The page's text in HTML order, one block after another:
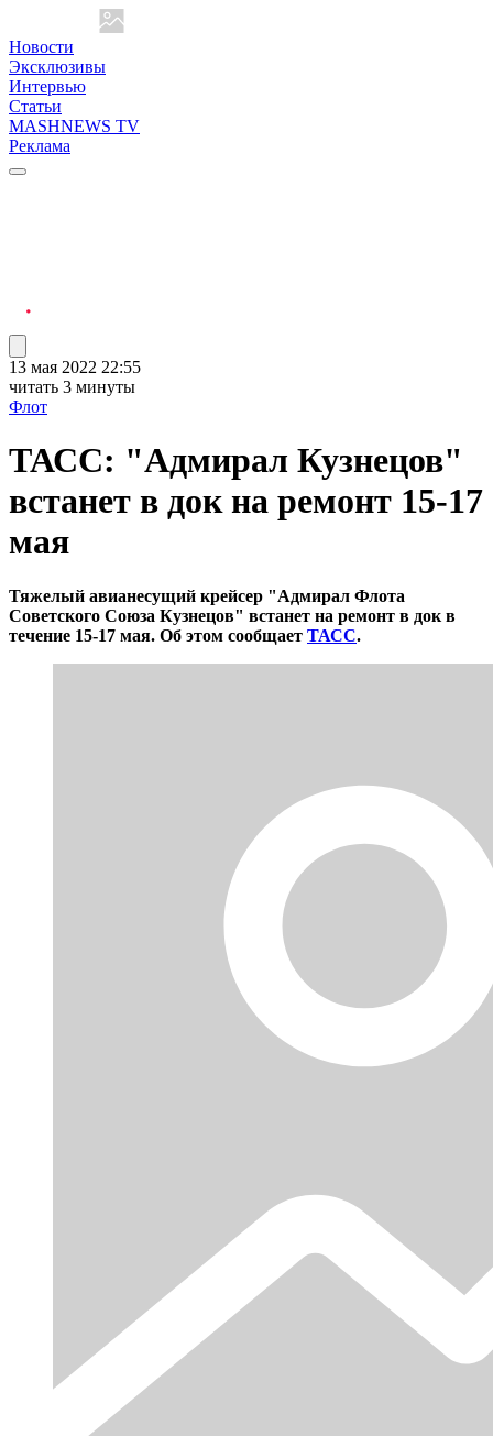
Новости
Эксклюзивы
Интервью
Статьи
MASHNEWS TV
Реклама
13 мая 2022 22:55
читать 3 минуты
Флот
ТАСС: "Адмирал Кузнецов"
встанет в док на ремонт 15-17
мая
Тяжелый авианесущий крейсер "Адмирал Флота
Советского Союза Кузнецов" встанет на ремонт в док в
течение 15-17 мая. Об этом сообщает ТАСС.